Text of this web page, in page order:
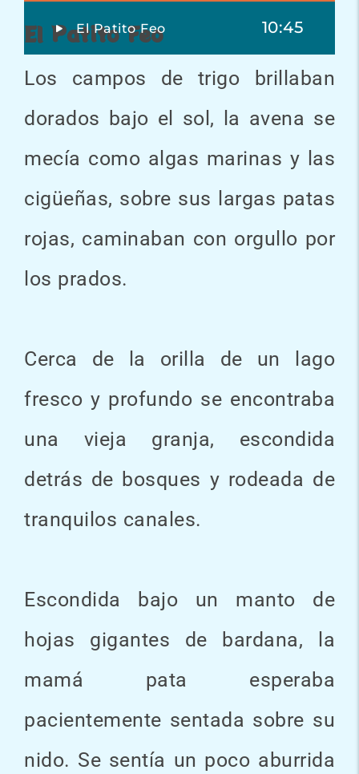
El Patito Feo 10:45
El Patito Feo
Los campos de trigo brillaban
dorados bajo el sol, la avena se
mecía como algas marinas y las
cigüeñas, sobre sus largas patas
rojas, caminaban con orgullo por
los prados.
Cerca de la orilla de un lago
fresco y profundo se encontraba
una vieja granja, escondida
detrás de bosques y rodeada de
tranquilos canales.
Escondida bajo un manto de
hojas gigantes de bardana, la
mamá pata esperaba
pacientemente sentada sobre su
nido. Se sentía un poco aburrida